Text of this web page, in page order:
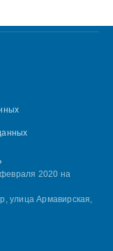
2020 на
улица Армавирская,